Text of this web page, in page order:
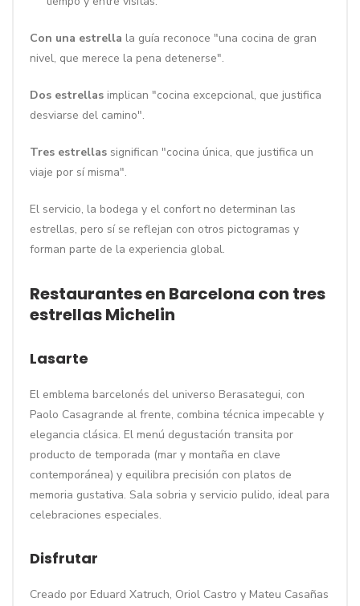
Con una estrella la guía reconoce "una cocina de gran
nivel, que merece la pena detenerse".
Dos estrellas implican "cocina excepcional, que justifica
desviarse del camino".
Tres estrellas significan "cocina única, que justifica un
viaje por sí misma".
El servicio, la bodega y el confort no determinan las
estrellas, pero sí se reflejan con otros pictogramas y
forman parte de la experiencia global.
Restaurantes en Barcelona con tres
estrellas Michelin
Lasarte
El emblema barcelonés del universo Berasategui, con
Paolo Casagrande al frente, combina técnica impecable y
elegancia clásica. El menú degustación transita por
producto de temporada (mar y montaña en clave
contemporánea) y equilibra precisión con platos de
memoria gustativa. Sala sobria y servicio pulido, ideal para
celebraciones especiales.
Disfrutar
Creado por Eduard Xatruch, Oriol Castro y Mateu Casañas